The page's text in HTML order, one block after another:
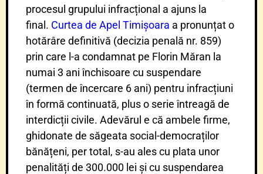
procesul grupului infracțional a ajuns la
final. Curtea de Apel Timișoara a pronunțat o
hotărâre definitivă (decizia penală nr. 859)
prin care l-a condamnat pe Florin Măran la
numai 3 ani închisoare cu suspendare
(termen de încercare 6 ani) pentru infracțiuni
în formă continuată, plus o serie întreagă de
interdicții civile. Adevărul e că ambele firme,
ghidonate de săgeata social-democraților
bănățeni, per total, s-au ales cu plata unor
penalități de 300.000 lei și cu suspendarea